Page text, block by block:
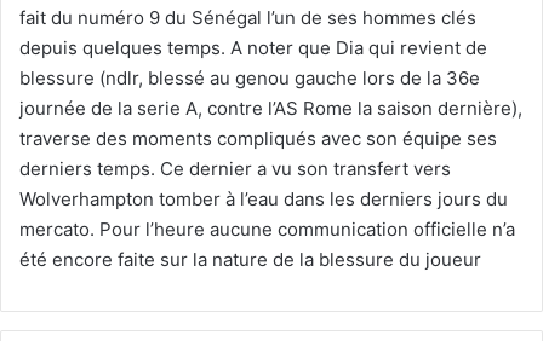
fait du numéro 9 du Sénégal l’un de ses hommes clés
depuis quelques temps. A noter que Dia qui revient de
blessure (ndlr, blessé au genou gauche lors de la 36e
journée de la serie A, contre l’AS Rome la saison dernière),
traverse des moments compliqués avec son équipe ses
derniers temps. Ce dernier a vu son transfert vers
Wolverhampton tomber à l’eau dans les derniers jours du
mercato. Pour l’heure aucune communication officielle n’a
été encore faite sur la nature de la blessure du joueur